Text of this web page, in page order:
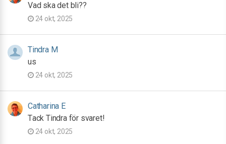
Vad ska det bli??
24 okt, 2025
Tindra M
us
24 okt, 2025
Catharina E
Tack Tindra för svaret!
24 okt, 2025